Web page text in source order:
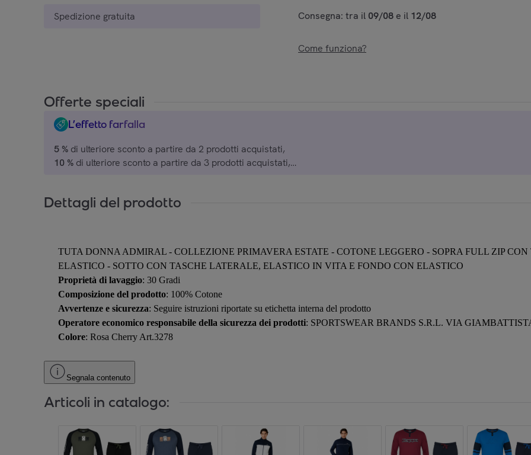
Spedizione gratuita Consegna: tra il 09/08 e il 12/08
Come funziona?
Offerte speciali
L’effetto farfalla
5 % di ulteriore sconto a partire da 2 prodotti acquistati,
10 % di ulteriore sconto a partire da 3 prodotti acquistati,
su una selezione di marchi.
Dettagli del prodotto
TUTA DONNA ADMIRAL - COLLEZIONE PRIMAVERA ESTATE - COTONE LEGGERO - SOPRA FULL ZIP
ELASTICO - SOTTO CON TASCHE LATERALE, ELASTICO IN VITA E FONDO CON ELASTICO
Proprietà di lavaggio: 30 Gradi
Composizione del prodotto: 100% Cotone
Avvertenze e sicurezza: Seguire istruzioni riportate su etichetta interna del prodotto
Operatore economico responsabile della sicurezza dei prodotti: SPORTSWEAR BRANDS S.R.L. VIA
Colore: Rosa Cherry Art.3278
Segnala contenuto
Articoli in catalogo: